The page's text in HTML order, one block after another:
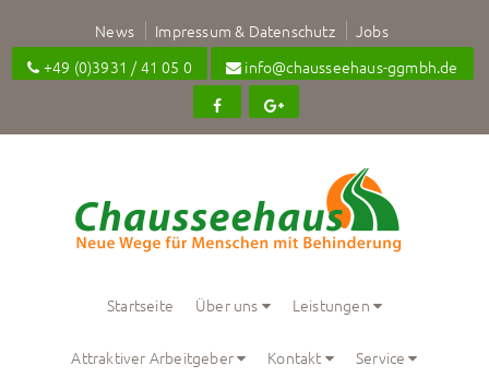
News Impressum & Datenschutz
Jobs
+49 (0)3931 / 41 05 0
info@chausseehaus-ggmbh.de
Startseite Über uns Leistungen
Attraktiver Arbeitgeber Kontakt Service